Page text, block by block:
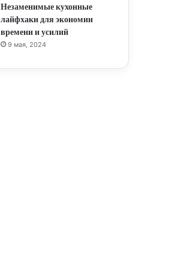
Незаменимые кухонные
лайфхаки для экономии
времени и усилий
9 мая, 2024